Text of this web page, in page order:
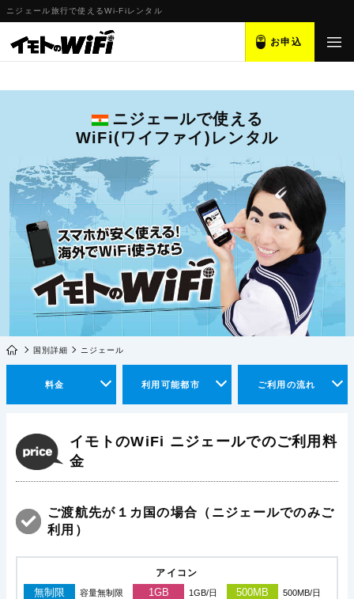
ニジェール旅行で使えるWi-Fiレンタル
お申込
ニジェールで使える
WiFi(ワイファイ)レンタル
国別詳細 ニジェール
料金 利用可能都市 ご利用の流れ
イモトのWiFi ニジェールでのご利用料
金
ご渡航先が１カ国の場合（ニジェールでのみご
利用）
アイコン
無制限 容量無制限 1GB 1GB/日 500MB 500MB/日